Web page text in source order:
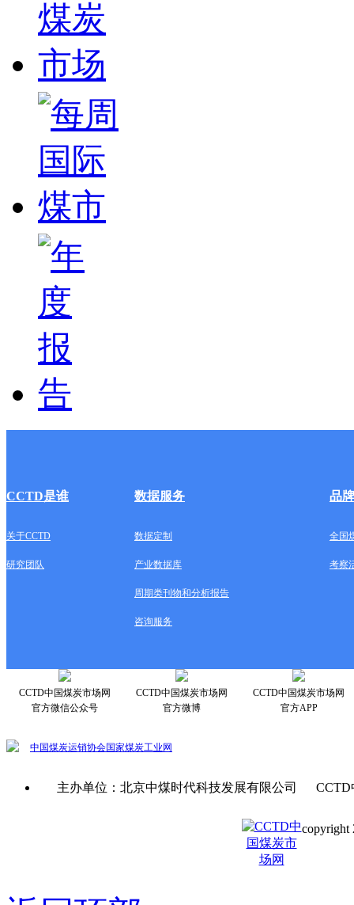
CCTD是谁 数据服务 品
关于CCTD 数据定制 全国
研究团队 产业数据库 考察
周期类刊物和分析报告
咨询服务
CCTD中国煤炭市场网
官方微信公众号
CCTD中国煤炭市场网
官方微博
CCTD中国煤炭市场网
官方APP
中国煤炭运销协会国家煤炭工业网
主办单位：北京中煤时代科技发展有限公司
copyright